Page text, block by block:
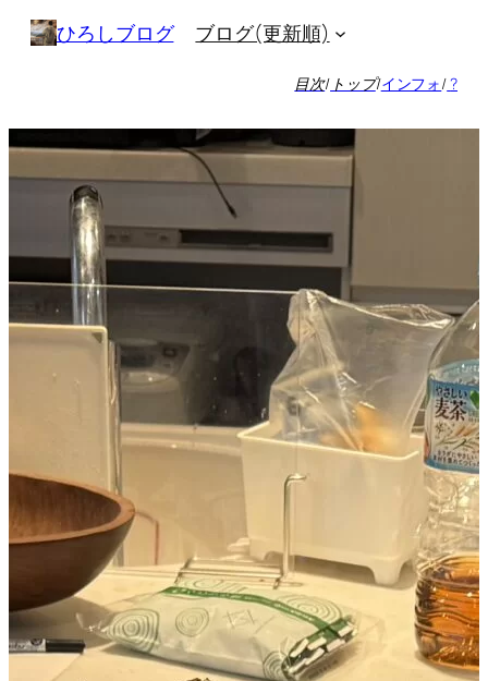
キ
ッ
プ
ひろしブログ ブログ(更新順)
目次/ トップ/インフォ/?